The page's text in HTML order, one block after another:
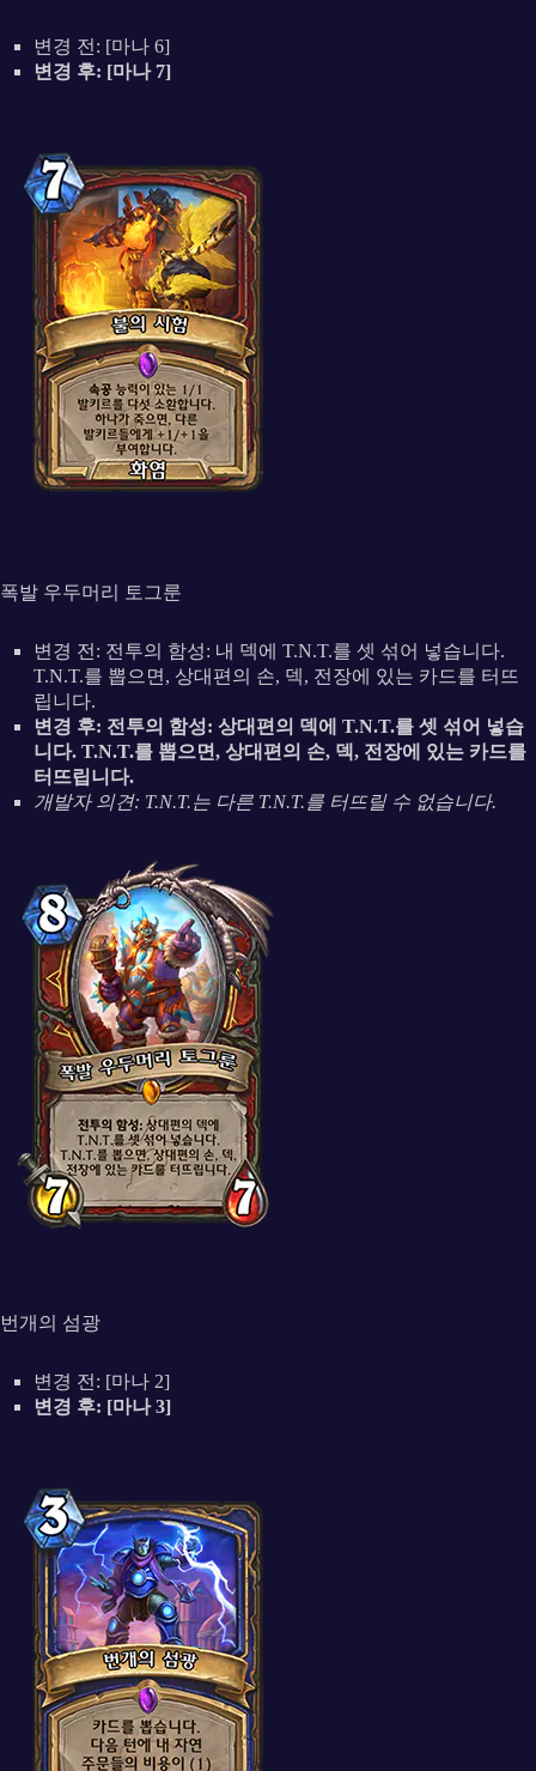
변경 전: [마나 6]
변경 후: [마나 7]
폭발 우두머리 토그룬
변경 전: 전투의 함성: 내 덱에 T.N.T.를 셋 섞어 넣습니다.
T.N.T.를 뽑으면, 상대편의 손, 덱, 전장에 있는 카드를 터뜨
립니다.
변경 후: 전투의 함성: 상대편의 덱에 T.N.T.를 셋 섞어 넣습
니다. T.N.T.를 뽑으면, 상대편의 손, 덱, 전장에 있는 카드를
터뜨립니다.
개발자 의견: T.N.T.는 다른 T.N.T.를 터뜨릴 수 없습니다.
번개의 섬광
변경 전: [마나 2]
변경 후: [마나 3]